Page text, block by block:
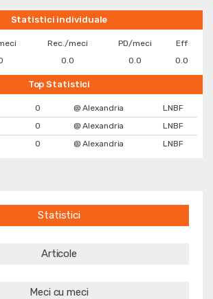
Statistici individuale
Rec./meci PD/meci
Eff
0.0 0.0 0.0
Top Statistici
0 @ Alexandria
LNBF
0 @ Alexandria
LNBF
0 @ Alexandria LNBF
Statistici
Articole
Meci cu meci